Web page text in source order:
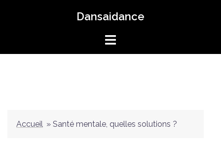
Dansaidance
Accueil » Santé mentale, quelles solutions ?